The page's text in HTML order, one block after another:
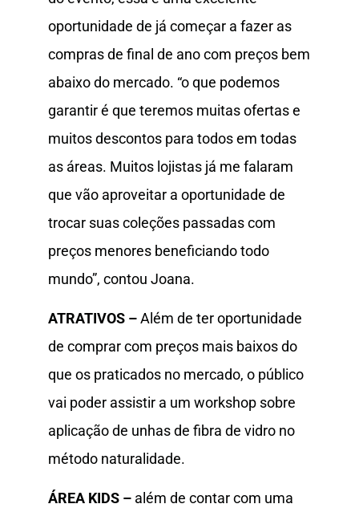
oportunidade de já começar a fazer as
compras de final de ano com preços bem
abaixo do mercado. “o que podemos
garantir é que teremos muitas ofertas e
muitos descontos para todos em todas
as áreas. Muitos lojistas já me falaram
que vão aproveitar a oportunidade de
trocar suas coleções passadas com
preços menores beneficiando todo
mundo”, contou Joana.
ATRATIVOS –Além de ter oportunidade
de comprar com preços mais baixos do
que os praticados no mercado, o público
vai poder assistir a um workshop sobre
aplicação de unhas de fibra de vidro no
método naturalidade.
ÁREA KIDS – além de contar com uma